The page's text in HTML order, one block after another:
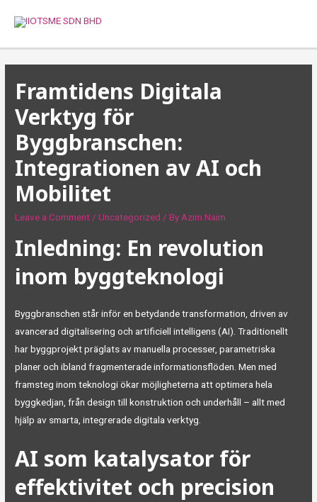
Framtidens Digitala
Verktyg för
Byggbranschen:
Integrationen av AI och
Mobilitet
Leave a Comment /Uncategorized / By Azim Naim
Inledning: En revolution
inom byggteknologi
Byggbranschen står inför en betydande transformation, driven av
avancerad digitalisering och artificiell intelligens (AI). Traditionellt
har byggprojekt präglats av manuella processer, parametriska
planer och ibland fragmenterade informationsflöden. Men med
framsteg inom teknologi ökar möjligheterna att optimera hela
byggkedjan, från design till konstruktion och underhåll – allt med
hjälp av smarta, integrerade digitala verktyg.
AI som katalysator för
effektivitet och precision